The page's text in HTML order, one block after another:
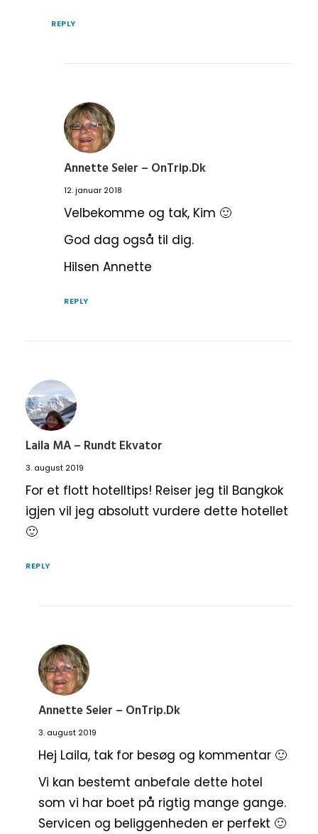
REPLY
Annette Seier – OnTrip.dk
12. januar 2018
Velbekomme og tak, Kim 🙂
God dag også til dig.
Hilsen Annette
REPLY
Laila MA – Rundt Ekvator
3. august 2019
For et flott hotelltips! Reiser jeg til Bangkok
igjen vil jeg absolutt vurdere dette hotellet
🙂
REPLY
Annette Seier – OnTrip.dk
3. august 2019
Hej Laila, tak for besøg og kommentar 🙂
Vi kan bestemt anbefale dette hotel
som vi har boet på rigtig mange gange.
Servicen og beliggenheden er perfekt 🙂